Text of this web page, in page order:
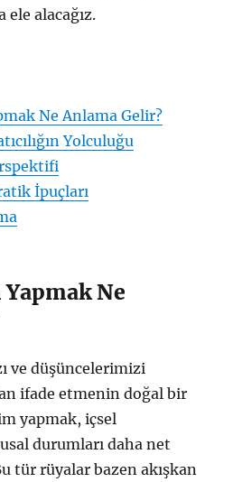
ele alacağız.
Ne Anlama Gelir?
Yolculuğu
İpuçları
Ne
ve düşüncelerimizi
ifade etmenin doğal bir
yapmak, içsel
durumları daha net
tür rüyalar bazen akışkan